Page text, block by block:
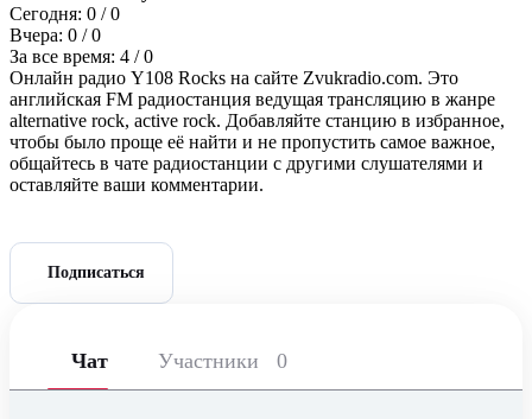
Сегодня: 0 / 0
Вчера: 0 / 0
За все время: 4 / 0
Онлайн радио Y108 Rocks на сайте Zvukradio.com. Это
английская FM радиостанция ведущая трансляцию в жанре
alternative rock, active rock. Добавляйте станцию в избранное,
чтобы было проще её найти и не пропустить самое важное,
общайтесь в чате радиостанции с другими слушателями и
оставляйте ваши комментарии.
Подписаться
Чат Участники 0